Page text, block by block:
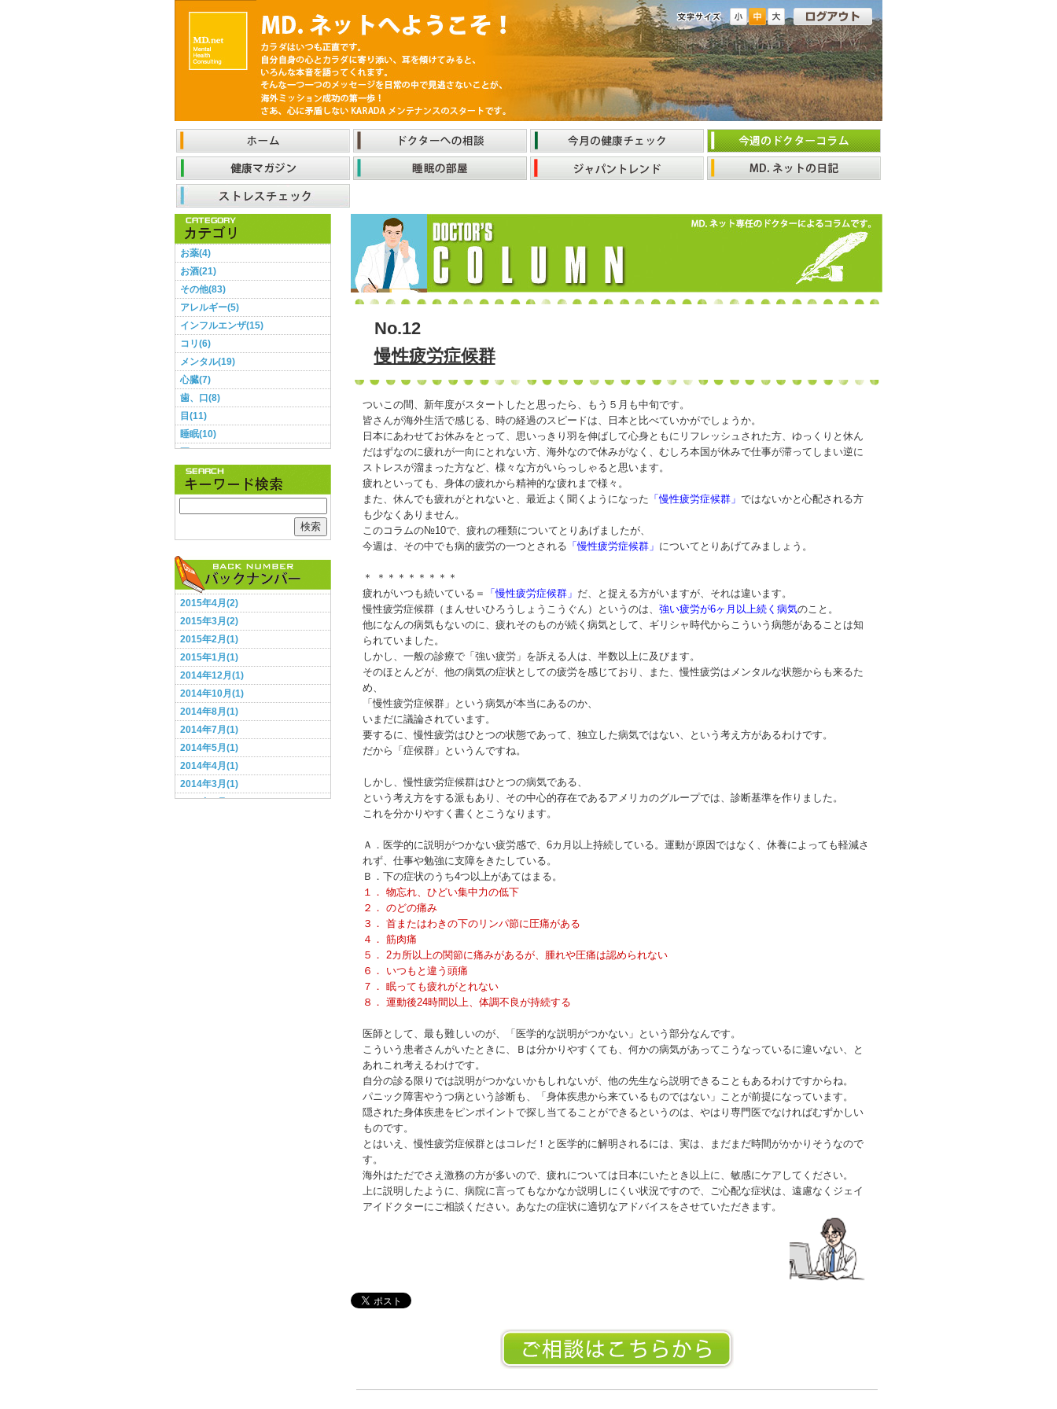
No.12
慢性疲労症候群
ついこの間、新年度がスタートしたと思ったら、もう５月も中旬です。
皆さんが海外生活で感じる、時の経過のスピードは、日本と比べていかがでしょうか。
日本にあわせてお休みをとって、思いっきり羽を伸ばして心身ともにリフレッシュされた方、ゆっくりと休ん
だはずなのに疲れが一向にとれない方、海外なので休みがなく、むしろ本国が休みで仕事が滞ってしまい逆に
ストレスが溜まった方など、様々な方がいらっしゃると思います。
疲れといっても、身体の疲れから精神的な疲れまで様々。
また、休んでも疲れがとれないと、最近よく聞くようになった 「慢性疲労症候群」 ではないかと心配される方
も少なくありません。
このコラムの№10で、疲れの種類についてとりあげましたが、
今週は、その中でも病的疲労の一つとされる 「慢性疲労症候群」 についてとりあげてみましょう。
＊ ＊＊＊＊＊＊＊＊
疲れがいつも続いている＝
「慢性疲労症候群」 だ、と捉える方がいますが、それは違います。
慢性疲労症候群（まんせいひろうしょうこうぐん）というのは、 強い疲労が6ヶ月以上続く病気のこと。
他になんの病気もないのに、疲れそのものが続く病気として、ギリシャ時代からこういう病態があることは知
られていました。
しかし、一般の診療で「強い疲労」を訴える人は、半数以上に及びます。
そのほとんどが、他の病気の症状としての疲労を感じており、また、慢性疲労はメンタルな状態からも来るた
め、
「慢性疲労症候群」という病気が本当にあるのか、
いまだに議論されています。
要するに、慢性疲労はひとつの状態であって、独立した病気ではない、という考え方があるわけです。
だから「症候群」というんですね。
しかし、慢性疲労症候群はひとつの病気である、
という考え方をする派もあり、その中心的存在であるアメリカのグループでは、診断基準を作りました。
これを分かりやすく書くとこうなります。
Ａ．医学的に説明がつかない疲労感で、6カ月以上持続している。運動が原因ではなく、休養によっても軽減さ
れず、仕事や勉強に支障をきたしている。
Ｂ．下の症状のうち4つ以上があてはまる。
１． 物忘れ、ひどい集中力の低下
２． のどの痛み
３． 首またはわきの下のリンパ節に圧痛がある
４． 筋肉痛
５． 2カ所以上の関節に痛みがあるが、腫れや圧痛は認められない
６． いつもと違う頭痛
７． 眠っても疲れがとれない
８． 運動後24時間以上、体調不良が持続する
医師として、最も難しいのが、「医学的な説明がつかない」という部分なんです。
こういう患者さんがいたときに、Ｂは分かりやすくても、何かの病気があってこうなっているに違いない、と
あれこれ考えるわけです。
自分の診る限りでは説明がつかないかもしれないが、他の先生なら説明できることもあるわけですからね。
パニック障害やうつ病という診断も、「身体疾患から来ているものではない」ことが前提になっています。
隠された身体疾患をピンポイントで探し当てることができるというのは、やはり専門医でなければむずかしい
ものです。
とはいえ、慢性疲労症候群とはコレだ！と医学的に解明されるには、実は、まだまだ時間がかかりそうなので
す。
海外はただでさえ激務の方が多いので、疲れについては日本にいたとき以上に、敏感にケアしてください。
上に説明したように、病院に言ってもなかなか説明しにくい状況ですので、ご心配な症状は、遠慮なくジェイ
アイドクターにご相談ください。あなたの症状に適切なアドバイスをさせていただきます。
お薬(4)
お酒(21)
その他(83)
アレルギー(5)
インフルエンザ(15)
コリ(6)
メンタル(19)
心臓(7)
歯、口(8)
目(11)
睡眠(10)
耳(3)
肌(9)
肺(2)
脳(12)
腰(5)
血圧(8)
足(5)
頭(13)
食事(28)
鼻(2)
検索
2015年4月(2)
2015年3月(2)
2015年2月(1)
2015年1月(1)
2014年12月(1)
2014年10月(1)
2014年8月(1)
2014年7月(1)
2014年5月(1)
2014年4月(1)
2014年3月(1)
2014年2月(1)